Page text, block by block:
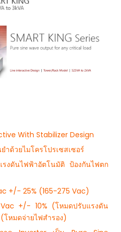
With Stabilizer Design
ำด้วยไมโครโปรเซสเซอร์
งดันไฟฟ้าอัตโนมัติ ป้องกันไฟตก
+/- 25% (165-275 Vac)
+/- 10% (โหมดปรับแรงดัน
หมดจ่ายไฟสำรอง)